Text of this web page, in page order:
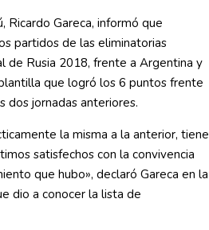
Ricardo Gareca, informó que
partidos de las eliminatorias
de Rusia 2018, frente a Argentina y
que logró los 6 puntos frente
dos jornadas anteriores.
la misma a la anterior, tiene
satisfechos con la convivencia
que hubo», declaró Gareca en la
dio a conocer la lista de